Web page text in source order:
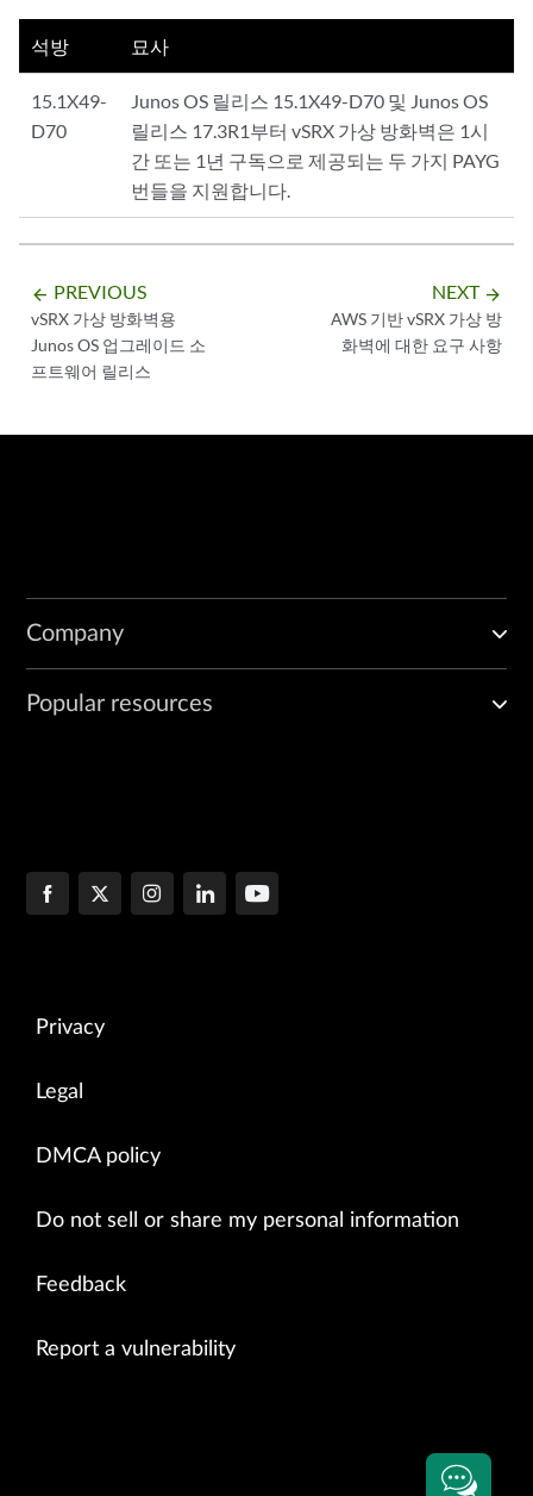
석방 묘사
15.1X49-
D70
Junos OS 릴리스 15.1X49-D70 및 Junos OS
릴리스 17.3R1부터 vSRX 가상 방화벽은 1시
간 또는 1년 구독으로 제공되는 두 가지 PAYG
번들을 지원합니다.
arrow_backward PREVIOUS
vSRX 가상 방화벽용
Junos OS 업그레이드 소
프트웨어 릴리스
NEXT arrow_forward
AWS 기반 vSRX 가상 방
화벽에 대한 요구 사항
Company
Popular resources
Privacy
Legal
DMCA policy
Do not sell or share my personal information
Feedback
Report a vulnerability